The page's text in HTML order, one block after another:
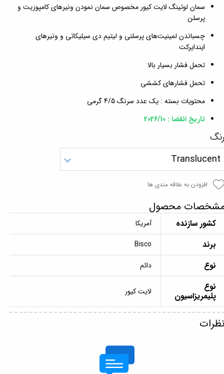
سمان لوتینگ لایت کیور مخصوص سمان نمودن ونیرهای کامپوزیت و
پرسلن
چسباندن لمینیت‌های پرسلنی و لیتیم دی سیلیکاتی و ونیرهای
ایندایرکت
تحمل فشار بسیار بالا
تحمل فشارهای کششی
محتویات بسته : یک عدد سرنگ 4/5 گرمی
تاریخ انقضا : 2026/10
Translucent
افزودن به علاقه مندی ها
محصول
کشور سازنده آمریکا
برند Bisco
نوع دائم
نوع
پلیمریزاسیون لایت کیور